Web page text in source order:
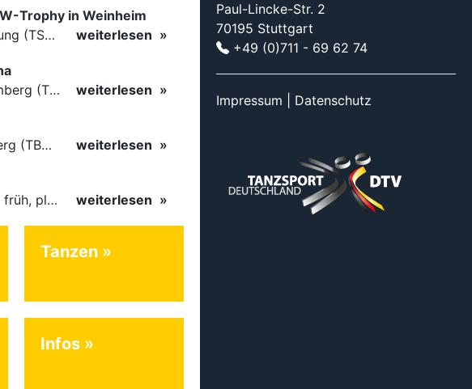
Trophy in Weinheim
Am 18. und 19. Juli 2026 richtete die Tanzsportabteilung (TSA) der TSG 1862 Weinheim das Abschlussturnier der diesjährigen TBW-Trophy-Serie aus. Zum traditionellen Saisonfinale kamen rund 400 Starts über…
weiterlesen
Die Paare aus dem Tanzsportverband Baden-Württemberg (TBW) haben beim hochklassig besetzten WDSF GrandSlam im chinesischen Nanjing wieder einmal auf internationalem Top-Niveau geglänzt. Das…
weiterlesen
Die Paare des Tanzsportverbandes Baden-Württemberg (TBW) glänzten auf dem internationalen Parkett des Vienna Dance Concourse 2026 im Wiener Rathaus mit hervorragenden Platzierungen Ergebnisse unter: …
weiterlesen
Ein Engel hat die Bühne des Lebens verlassen. Viel zu früh, plötzlich und für uns alle unfassbar, wurde unsere geliebte Kristina (Krissi) Flaig im Alter von 36 Jahren aus dem Leben gerissen. Das Tanzen…
weiterlesen
Tanzen
Infos
Paul-Lincke-Str. 2
70195 Stuttgart
+49 (0)711 - 69 62 74
Impressum Datenschutz